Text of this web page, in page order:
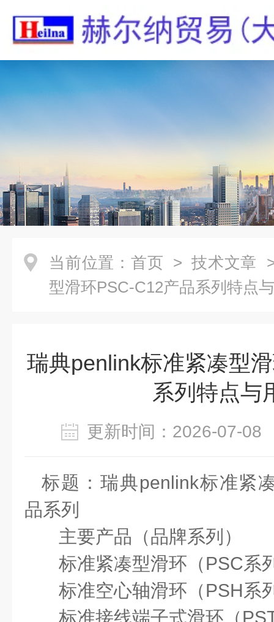
当前位置： 首页 > 技术文章
型滑环PSC-C12产品系列特点
瑞典penlink标准紧凑型
系列特点与
更新时间：2026-07-
标题 ： 瑞典penlink标准紧
品系列
主要产品（品牌系列）
标准紧凑型滑环（PSC系
标准空心轴滑环（PSH系
标准接线端子式滑环（